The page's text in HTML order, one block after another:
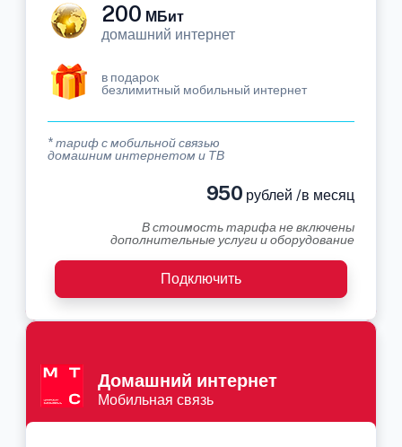
200 МБит
домашний интернет
в подарок
безлимитный мобильный интернет
* тариф с мобильной связью
домашним интернетом и ТВ
950 рублей /в месяц
В стоимость тарифа не включены
дополнительные услуги и оборудование
Подключить
Домашний интернет
Мобильная связь